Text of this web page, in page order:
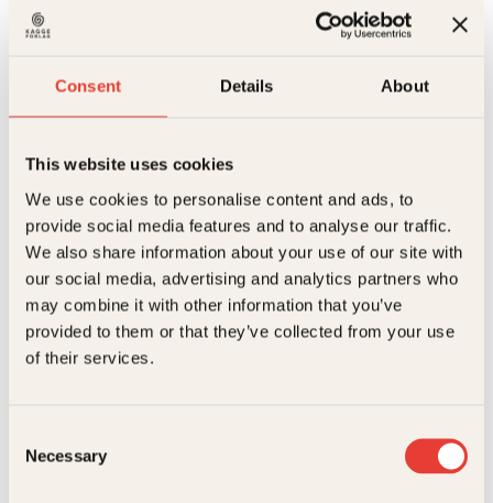
Consent Details About
This website uses cookies
We use cookies to personalise content and ads, to
provide social media features and to analyse our traffic.
We also share information about your use of our site with
our social media, advertising and analytics partners who
may combine it with other information that you’ve
provided to them or that they’ve collected from your use
of their services.
Selection
Necessary
Gitte Nesset Midelfart,
Thomas Nesset Midelfart
Gode team
Innbundet 479krLes mer
Gitte Nesset Midelfart,
Thomas Nesset Midelfart
Kjære leder